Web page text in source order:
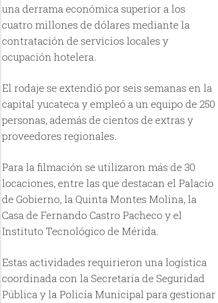
una derrama económica superior a los
cuatro millones de dólares mediante la
contratación de servicios locales y
ocupación hotelera.
El rodaje se extendió por seis semanas en la
capital yucateca y empleó a un equipo de 250
personas, además de cientos de extras y
proveedores regionales.
Para la filmación se utilizaron más de 30
locaciones, entre las que destacan el Palacio
de Gobierno, la Quinta Montes Molina, la
Casa de Fernando Castro Pacheco y el
Instituto Tecnológico de Mérida.
Estas actividades requirieron una logística
coordinada con la Secretaría de Seguridad
Pública y la Policía Municipal para gestionar